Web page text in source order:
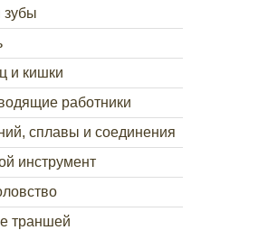
зубы
и кишки
работники
сплавы и соединения
инструмент
траншей